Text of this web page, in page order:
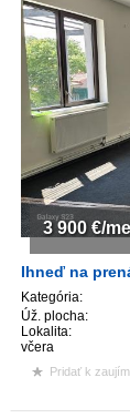
Kategória:
Úž. plocha:
Lokalita:
včera
3 900 €/
Pridať k